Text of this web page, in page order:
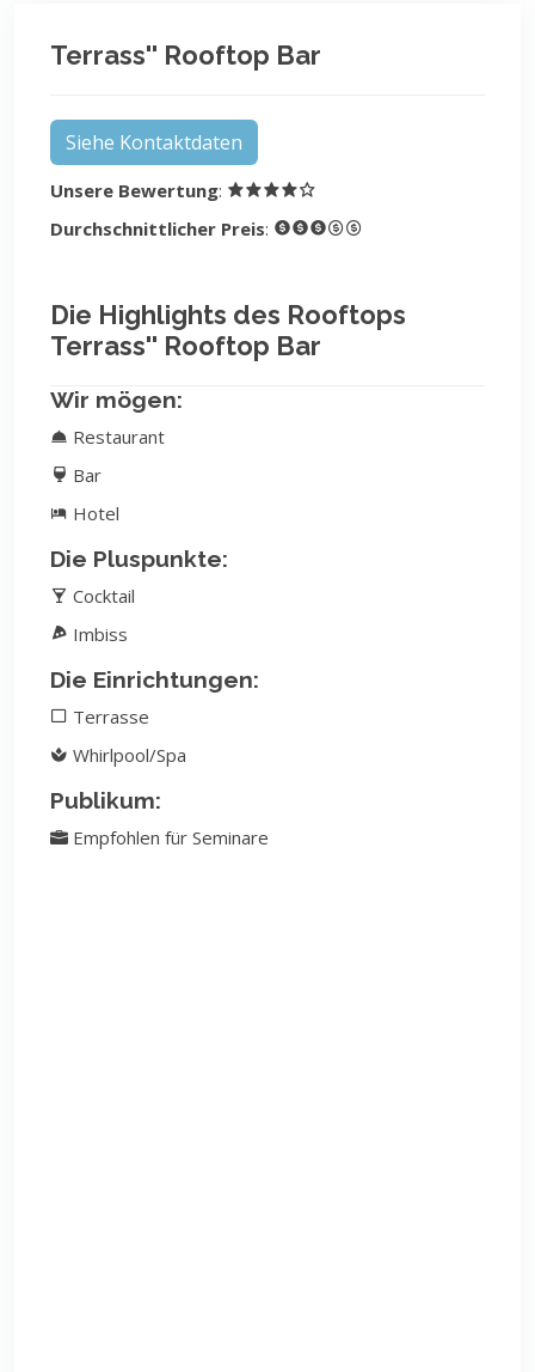
Terrass'' Rooftop Bar
Siehe Kontaktdaten
Unsere Bewertung:
Durchschnittlicher Preis:
Die Highlights des Rooftops
Terrass'' Rooftop Bar
Wir mögen:
Restaurant
Bar
Hotel
Die Pluspunkte:
Cocktail
Imbiss
Die Einrichtungen:
Terrasse
Whirlpool/Spa
Publikum:
Empfohlen für Seminare